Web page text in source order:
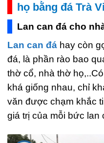
họ bằng đá Trà
Lan can đá cho
Lan can đá hay còn
đá, là phần rào bao
thờ cổ, nhà thờ
khá giống nhau, chỉ
văn được chạm khắc
giá trị của mỗi bức lan